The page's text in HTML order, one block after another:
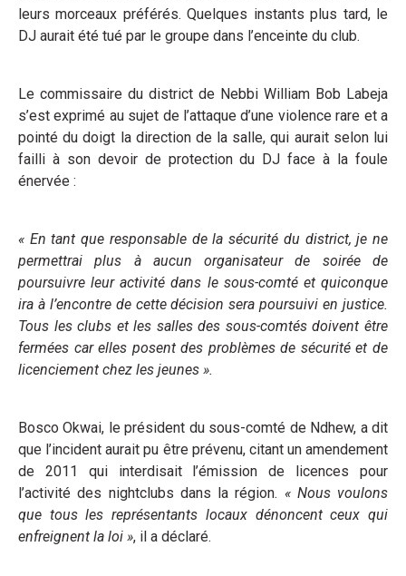
leurs morceaux préférés. Quelques instants plus tard, le
DJ aurait été tué par le groupe dans l’enceinte du club.
Le commissaire du district de Nebbi William Bob Labeja
s’est exprimé au sujet de l’attaque d’une violence rare et a
pointé du doigt la direction de la salle, qui aurait selon lui
failli à son devoir de protection du DJ face à la foule
énervée :
« En tant que responsable de la sécurité du district, je ne
permettrai plus à aucun organisateur de soirée de
poursuivre leur activité dans le sous-comté et quiconque
ira à l’encontre de cette décision sera poursuivi en justice.
Tous les clubs et les salles des sous-comtés doivent être
fermées car elles posent des problèmes de sécurité et de
licenciement chez les jeunes ».
Bosco Okwai, le président du sous-comté de Ndhew, a dit
que l’incident aurait pu être prévenu, citant un amendement
de 2011 qui interdisait l’émission de licences pour
l’activité des nightclubs dans la région. « Nous voulons
que tous les représentants locaux dénoncent ceux qui
enfreignent la loi », il a déclaré.